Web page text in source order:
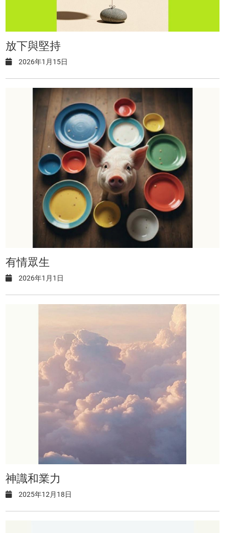
放下與堅持
2026年1月15日
有情眾生
2026年1月1日
神識和業力
2025年12月18日